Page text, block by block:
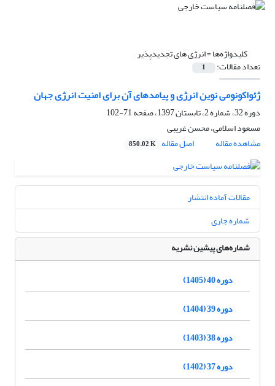
کلیدواژه‌ها =انرژی های تجدیدپذیر
تعداد مقالات: 1
ژئواکونومی نوین انرژی و پیامدهای آن برای امنیت انرژی جهان
دوره 32، شماره 2، تابستان 1397، صفحه
71-102
مسعود اسلامی، محسن غریبی
مشاهده مقاله
اصل مقاله 850.02 K
مقالات آماده انتشار
شماره جاری
شماره‌های پیشین نشریه
دوره 40 (1405)
دوره 39 (1404)
دوره 38 (1403)
دوره 37 (1402)